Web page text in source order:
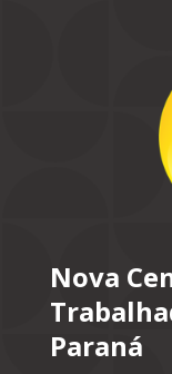
Nova
Paraná